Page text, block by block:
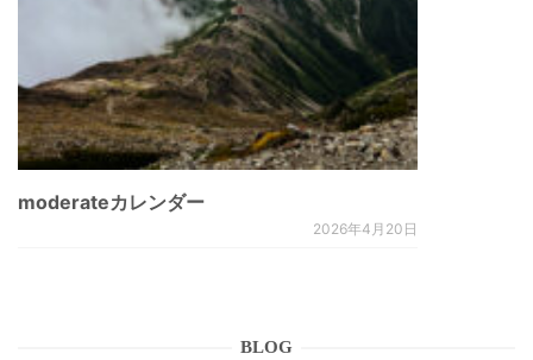
moderateカレンダー
2026年4月20日
BLOG